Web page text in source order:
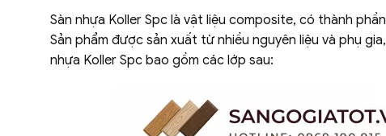
Sàn nhựa Koller Spc là vật liệu composite, có thành
Sản phẩm được sản xuất từ nhiều nguyên liệu và phụ
nhựa Koller Spc bao gồm các lớp sau: